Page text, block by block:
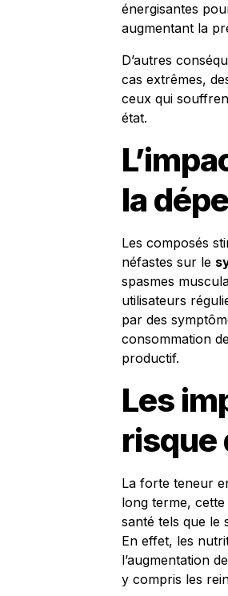
énergisantes
augmentant la
D’autres
cas extrêmes,
ceux qui
état.
la
Les composés
néfastes sur le
spasmes
utilisateurs
par des
consommation
productif.
Les
risque
La forte teneur
long terme,
santé tels que le
En effet, les
l’augmentation
y compris les